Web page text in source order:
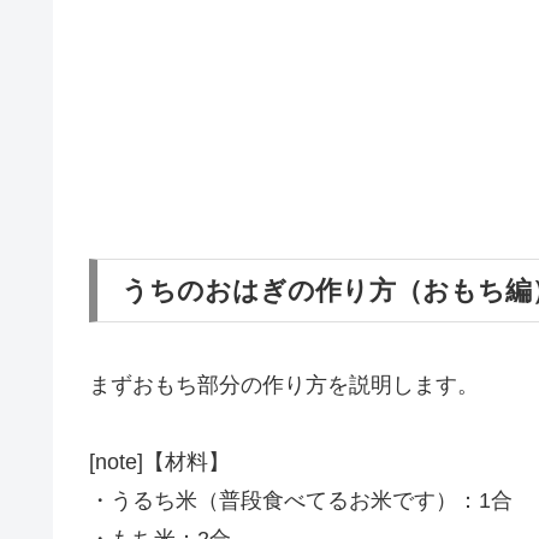
うちのおはぎの作り方（おもち編
まずおもち部分の作り方を説明します。
[note]【材料】
・うるち米（普段食べてるお米です）：1合